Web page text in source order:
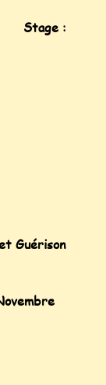
Stage :
Guérison